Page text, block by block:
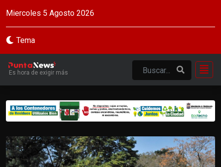
Miercoles 5 Agosto 2026
Tema
Es hora de exigir más